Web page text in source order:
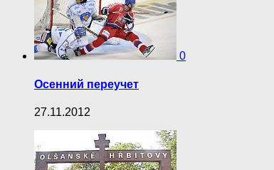
0
Осенний переучет
27.11.2012